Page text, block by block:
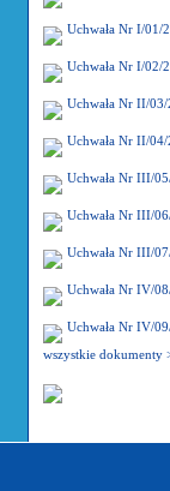
Uchwała Nr I/01/
Uchwała Nr I/02/
Uchwała Nr II/
Uchwała Nr II/
Uchwała Nr III/
Uchwała Nr III/
Uchwała Nr III/
Uchwała Nr IV/
Uchwała Nr IV/
wszystkie dokumenty